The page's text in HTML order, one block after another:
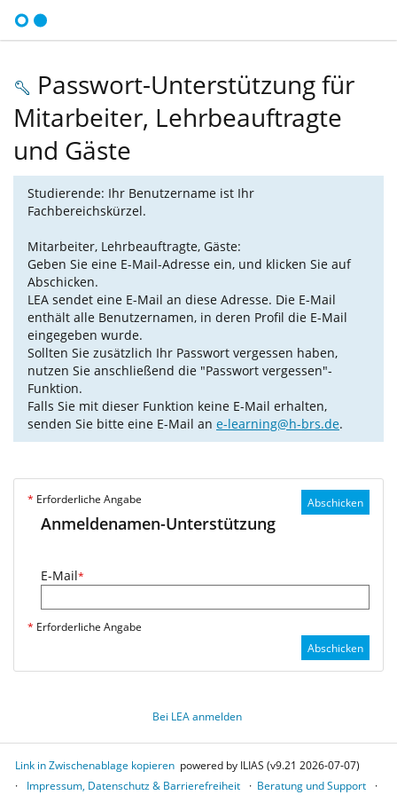
Passwort-Unterstützung für
Mitarbeiter, Lehrbeauftragte
und Gäste
Studierende: Ihr Benutzername ist Ihr
Fachbereichskürzel.
Mitarbeiter, Lehrbeauftragte, Gäste:
Geben Sie eine E-Mail-Adresse ein, und klicken Sie auf
Abschicken.
LEA sendet eine E-Mail an diese Adresse. Die E-Mail
enthält alle Benutzernamen, in deren Profil die E-Mail
eingegeben wurde.
Sollten Sie zusätzlich Ihr Passwort vergessen haben,
nutzen Sie anschließend die "Passwort vergessen"-
Funktion.
Falls Sie mit dieser Funktion keine E-Mail erhalten,
senden Sie bitte eine E-Mail an e-learning@h-brs.de.
Abschicken
* Erforderliche Angabe
Anmeldenamen-Unterstützung
E-Mail*
* Erforderliche Angabe
Abschicken
Bei LEA anmelden
Link in Zwischenablage kopieren powered by ILIAS (v9.21 2026-07-07)
Impressum, Datenschutz & Barrierefreiheit
Beratung und Support